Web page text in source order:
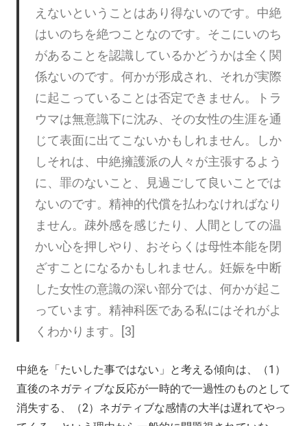
えないということはあり得ないのです。中絶
はいのちを絶つことなのです。そこにいのち
があることを認識しているかどうかは全く関
係ないのです。何かが形成され、それが実際
に起こっていることは否定できません。トラ
ウマは無意識下に沈み、その女性の生涯を通
じて表面に出てこないかもしれません。しか
しそれは、中絶擁護派の人々が主張するよう
に、罪のないこと、見過ごして良いことでは
ないのです。精神的代償を払わなければなり
ません。疎外感を感じたり、人間としての温
かい心を押しやり、おそらくは母性本能を閉
ざすことになるかもしれません。妊娠を中断
した女性の意識の深い部分では、何かが起こ
っています。精神科医である私にはそれがよ
くわかります。[3]
中絶を「たいした事ではない」と考える傾向は、（1）
直後のネガティブな反応が一時的で一過性のものとして
消失する、（2）ネガティブな感情の大半は遅れてやっ